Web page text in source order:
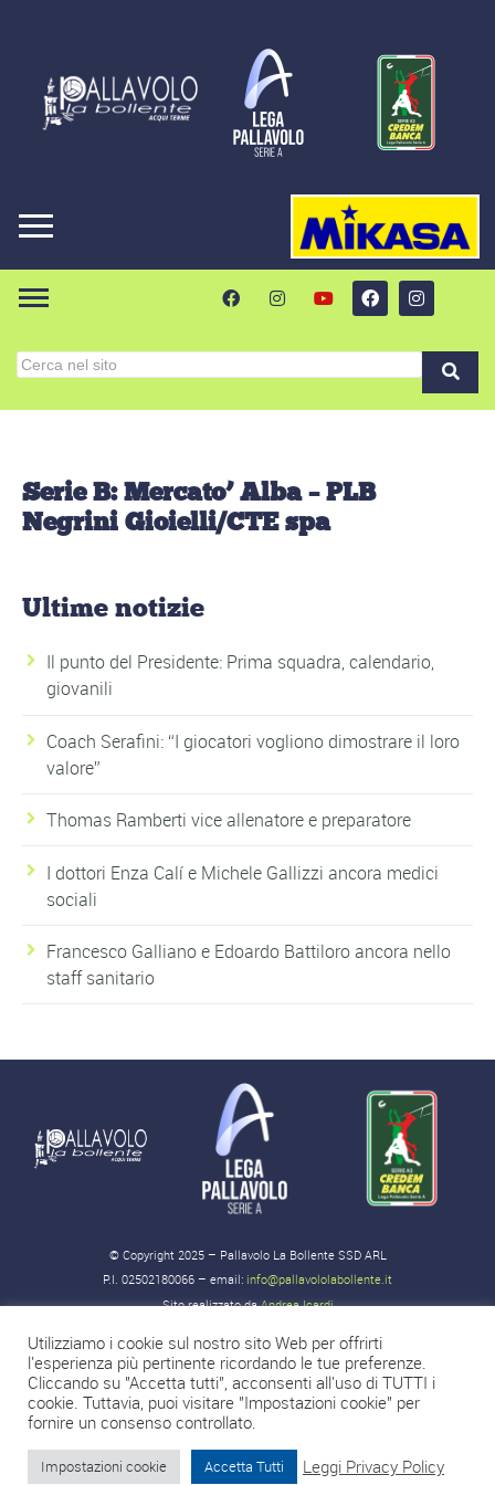
Serie B: Mercato’ Alba – PLB
Negrini Gioielli/CTE spa
Ultime notizie
Il punto del Presidente: Prima squadra, calendario,
giovanili
Coach Serafini: “I giocatori vogliono dimostrare il loro
valore”
Thomas Ramberti vice allenatore e preparatore
I dottori Enza Calí e Michele Gallizzi ancora medici
sociali
Francesco Galliano e Edoardo Battiloro ancora nello
staff sanitario
© Copyright 2025 – Pallavolo La Bollente SSD ARL
P.I. 02502180066 – email: info@pallavololabollente.it
Sito realizzato daAndrea Icardi
Utilizziamo i cookie sul nostro sito Web per offrirti
l'esperienza più pertinente ricordando le tue preferenze.
Cliccando su "Accetta tutti", acconsenti all'uso di TUTTI i
cookie. Tuttavia, puoi visitare "Impostazioni cookie" per
fornire un consenso controllato.
Impostazioni cookie Accetta Tutti Leggi Privacy Policy